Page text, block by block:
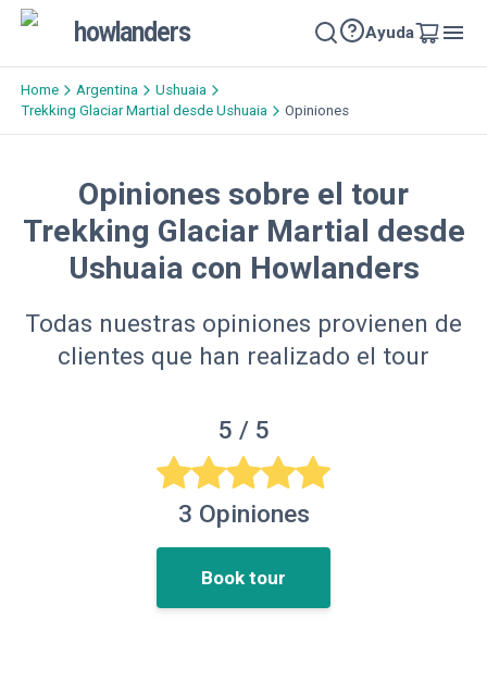
howlanders Ayuda
Home Argentina
Ushuaia
Trekking Glaciar Martial desde Ushuaia
Opiniones
Opiniones sobre el tour
Trekking Glaciar Martial desde
Ushuaia con Howlanders
Todas nuestras opiniones provienen de
clientes que han realizado el tour
5 / 5
3 Opiniones
Book tour